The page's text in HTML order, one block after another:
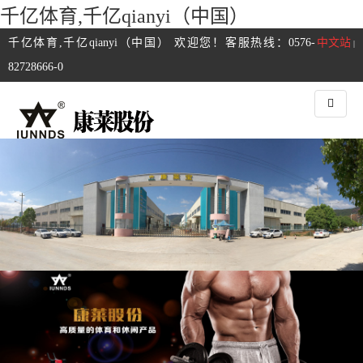
千亿体育,千亿qianyi（中国）
中文站 |
千亿体育,千亿qianyi（中国） 欢迎您！客服热线：0576-
82728666-0